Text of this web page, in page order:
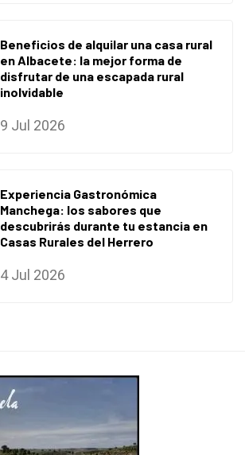
Beneficios de alquilar una casa rural
en Albacete: la mejor forma de
disfrutar de una escapada rural
inolvidable
9 Jul 2026
Experiencia Gastronómica
Manchega: los sabores que
descubrirás durante tu estancia en
Casas Rurales del Herrero
4 Jul 2026